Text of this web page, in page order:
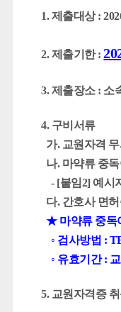
1. 제출대상 :
2. 제출기한 :
3. 제출장소 : 소
4. 구비서류
가. 교원자격
나. 마약류 중
- [붙임2] 예시
다. 간호사 면
★ 마약류 중독
◦ 검사방법 :
◦ 유효기간 :
5. 교원자격증